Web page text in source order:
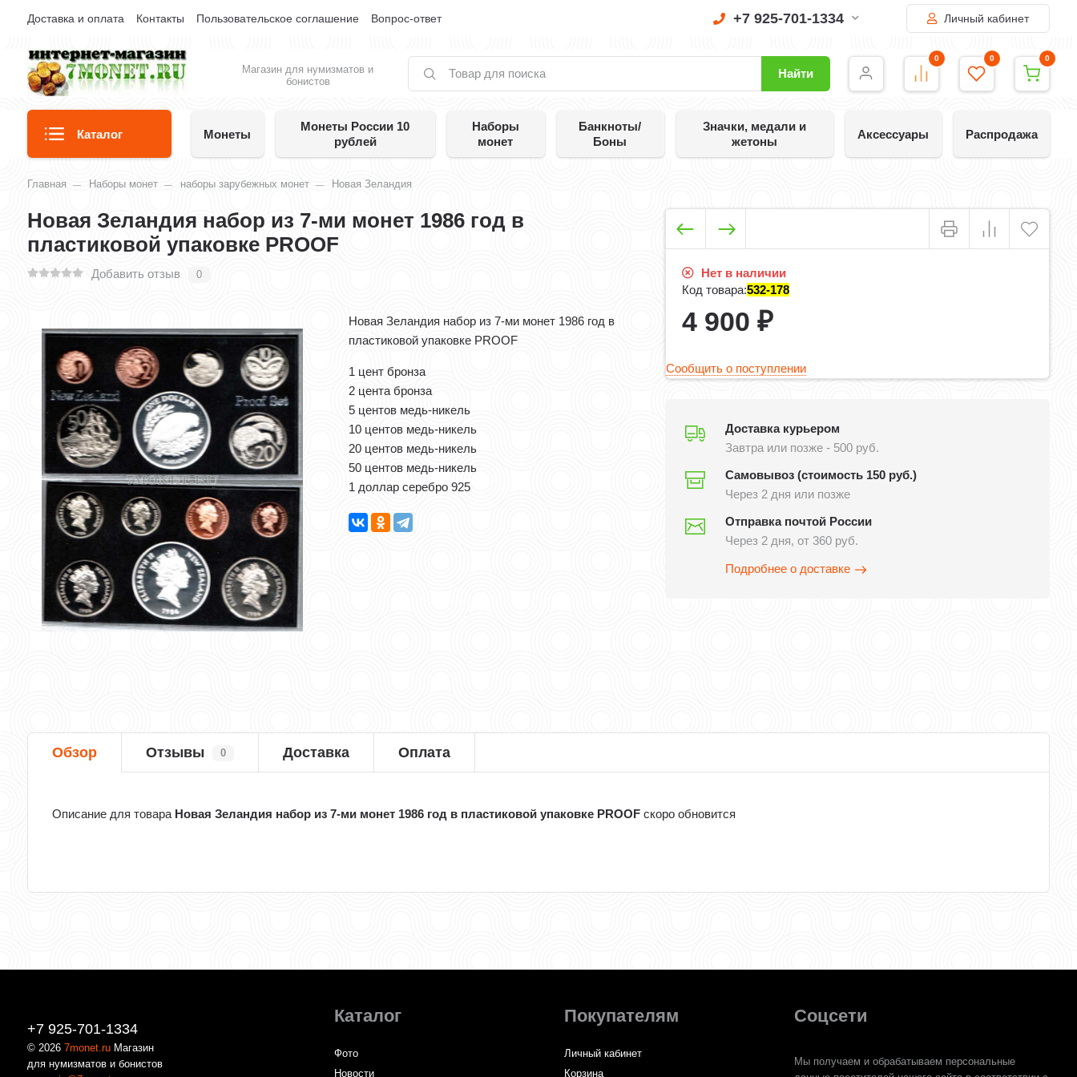
Доставка и оплата Контакты Пользовательское соглашение Вопрос-ответ +7 925-701-1334 Личный кабинет
Магазин для нумизматов и
бонистов
Найти
0 0 0
Каталог Монеты
Монеты России 10
рублей
Наборы
монет
Банкноты/
Боны
Значки, медали и
жетоны
Аксессуары Распродажа
Главная Наборы монет наборы зарубежных монет Новая Зеландия
Новая Зеландия набор из 7-ми монет 1986 год в
пластиковой упаковке PROOF
Добавить отзыв 0
Новая Зеландия набор из 7-ми монет 1986 год в
пластиковой упаковке PROOF
1 цент бронза
2 цента бронза
5 центов медь-никель
10 центов медь-никель
20 центов медь-никель
50 центов медь-никель
1 доллар серебро 925
Нет в наличии
Код товара:532-178
4 900 ₽
Сообщить о поступлении
Доставка курьером
Завтра или позже - 500 руб.
Самовывоз (стоимость 150 руб.)
Через 2 дня или позже
Отправка почтой России
Через 2 дня, от 360 руб.
Подробнее о доставке
Обзор Отзывы 0 Доставка Оплата
Описание для товара Новая Зеландия набор из 7-ми монет 1986 год в пластиковой упаковке PROOF скоро обновится
+7 925-701-1334
© 20267monet.ru Магазин
для нумизматов и бонистов
Каталог
Фото
Новости
Покупателям
Личный кабинет
Корзина
Соцсети
Мы получаем и обрабатываем персональные